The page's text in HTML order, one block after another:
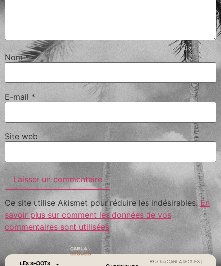
Nom*
E-mail *
Site web
Ce site utilise Akismet pour réduire les indésirables.En
savoir plus sur comment les données de vos
commentaires sont utilisées.
LES SHOOTS
© 2024 CARLA SEGUES |